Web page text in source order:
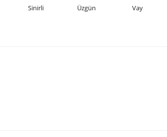
Sinirli Üzgün Vay